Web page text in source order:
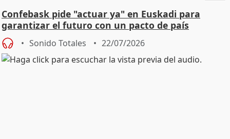
Confebask pide "actuar ya" en Euskadi para
garantizar el futuro con un pacto de país
Sonido Totales 22/07/2026